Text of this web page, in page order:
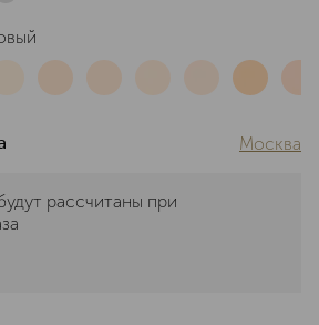
Москва
рассчитаны при